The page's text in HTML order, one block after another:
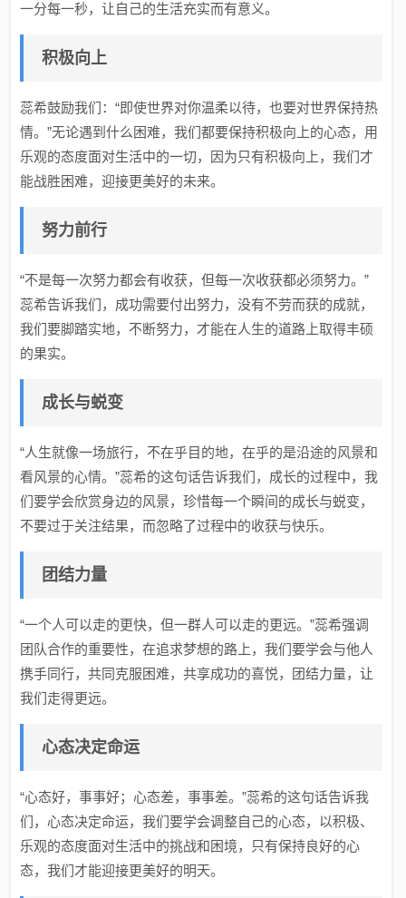
一分每一秒，让自己的生活充实而有意义。
积极向上
蕊希鼓励我们：“即使世界对你温柔以待，也要对世界保持热
情。”无论遇到什么困难，我们都要保持积极向上的心态，用
乐观的态度面对生活中的一切，因为只有积极向上，我们才
能战胜困难，迎接更美好的未来。
努力前行
“不是每一次努力都会有收获，但每一次收获都必须努力。”
蕊希告诉我们，成功需要付出努力，没有不劳而获的成就，
我们要脚踏实地，不断努力，才能在人生的道路上取得丰硕
的果实。
成长与蜕变
“人生就像一场旅行，不在乎目的地，在乎的是沿途的风景和
看风景的心情。”蕊希的这句话告诉我们，成长的过程中，我
们要学会欣赏身边的风景，珍惜每一个瞬间的成长与蜕变，
不要过于关注结果，而忽略了过程中的收获与快乐。
团结力量
“一个人可以走的更快，但一群人可以走的更远。”蕊希强调
团队合作的重要性，在追求梦想的路上，我们要学会与他人
携手同行，共同克服困难，共享成功的喜悦，团结力量，让
我们走得更远。
心态决定命运
“心态好，事事好；心态差，事事差。”蕊希的这句话告诉我
们，心态决定命运，我们要学会调整自己的心态，以积极、
乐观的态度面对生活中的挑战和困境，只有保持良好的心
态，我们才能迎接更美好的明天。